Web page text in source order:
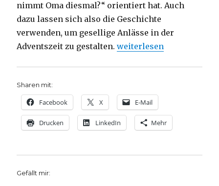
nimmt Oma diesmal?“ orientiert hat. Auch
dazu lassen sich also die Geschichte
verwenden, um gesellige Anlässe in der
Adventszeit zu gestalten.„Advent – zwei
weiterlesen
Sharen mit:
Facebook X E-Mail
Drucken LinkedIn Mehr
Gefällt mir: